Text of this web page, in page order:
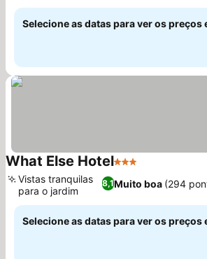
Selecione as datas para ver os preços
What Else Hotel3 Estrelas
8,1Muito boa (294
Vistas tranquilas
para o jardim
Selecione as datas para ver os preços